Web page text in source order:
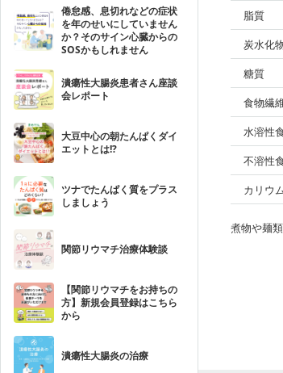
倦怠感、息切れなどの症状
を年のせいにしていません
か？そのサイン心臓からの
SOSかもしれません
潰瘍性大腸炎患者さん座談
会レポート
大豆中心の朝たんぱくダイ
エットとは!?
ツナでたんぱく質をプラス
しましょう
関節リウマチ治療体験談
【関節リウマチをお持ちの
方】新規会員登録はこちら
から
潰瘍性大腸炎の治療
脂質
炭水化
糖質
食物繊
水溶性
不溶性
カリウ
煮物や麺